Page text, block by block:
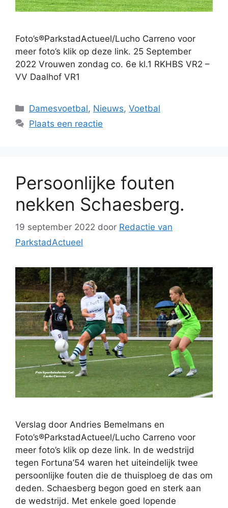
Foto’s®ParkstadActueel/Lucho Carreno voor
meer foto’s klik op deze link. 25 September
2022 Vrouwen zondag co. 6e kl.1 RKHBS VR2 –
VV Daalhof VR1
Categorieën
Damesvoetbal, Nieuws,Voetbal
Plaats een reactie
Persoonlijke fouten
nekken Schaesberg.
19 september 2022 door Redactie van
ParkstadActueel
Verslag door Andries Bemelmans en
Foto’s®ParkstadActueel/Lucho Carreno voor
meer foto’s klik op deze link. In de wedstrijd
tegen Fortuna’54 waren het uiteindelijk twee
persoonlijke fouten die de thuisploeg de das om
deden. Schaesberg begon goed en sterk aan
de wedstrijd. Met enkele goed lopende